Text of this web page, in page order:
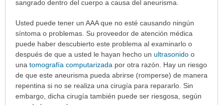
procedimiento
sido
extendido.
sangrado dentro del cuerpo a causa del aneurisma.
Usted puede tener un AAA que no esté causando ningún
síntoma o problemas. Su proveedor de atención médica
puede haber descubierto este problema al examinarlo o
después de que a usted le hayan hecho un ultrasonidoo
una tomografía computarizada por otra razón. Hay un riesgo
de que este aneurisma pueda abrirse (romperse) de manera
repentina si no se realiza una cirugía para repararlo. Sin
embargo, dicha cirugía también puede ser riesgosa, según